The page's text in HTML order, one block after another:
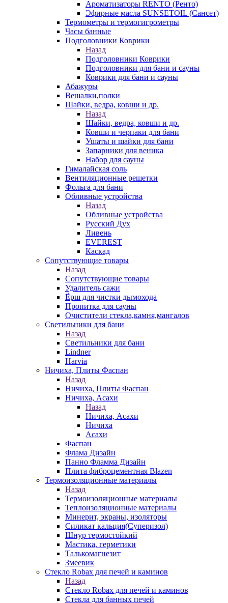
Ароматизаторы RENTO (Ренто)
Эфирные масла SUNSETOIL (Сансет)
Термометры и термогигрометры
Часы банные
Подголовники Коврики
Назад
Подголовники Коврики
Подголовники для бани и сауны
Коврики для бани и сауны
Абажуры
Вешалки,полки
Шайки, ведра, ковши и др.
Назад
Шайки, ведра, ковши и др.
Ковши и черпаки для бани
Ушаты и шайки для бани
Запарники для веника
Набор для сауны
Гималайская соль
Вентиляционные решетки
Фольга для бани
Обливные устройства
Назад
Обливные устройства
Русский Дух
Ливень
EVEREST
Каскад
Сопутствующие товары
Назад
Сопутствующие товары
Удалитель сажи
Ёрш для чистки дымохода
Пропитка для сауны
Очистители стекла,камня,мангалов
Светильники для бани
Назад
Светильники для бани
Lindner
Harvia
Ничиха, Плиты Фаспан
Назад
Ничиха, Плиты Фаспан
Ничиха, Асахи
Назад
Ничиха, Асахи
Ничиха
Асахи
Фаспан
Флама Дизайн
Панно Фламма Дизайн
Плита фиброцементная Blazen
Термоизоляционные материалы
Назад
Термоизоляционные материалы
Теплоизоляционные материалы
Минерит, экраны, изоляторы
Силикат кальция(Суперизол)
Шнур термостойкий
Мастика, герметики
Талькомагнезит
Змеевик
Стекло Robax для печей и каминов
Назад
Стекло Robax для печей и каминов
Стекла для банных печей